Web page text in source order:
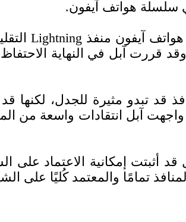
هواتف آيفون.
2016، عندما واجهت آبل
قد أثبتت إمكانية الاعتماد
تمامًا والمعتمد كُليًا على